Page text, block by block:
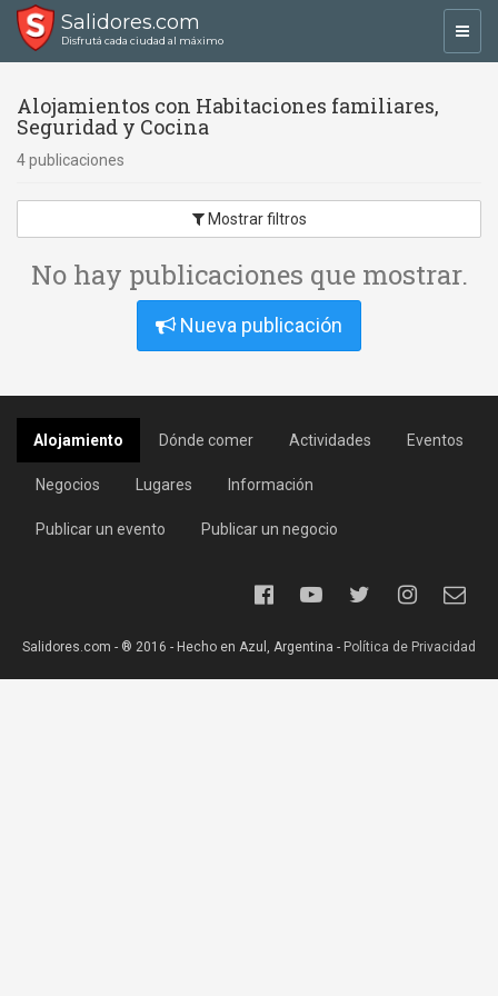
Salidores.com
Disfrutá cada ciudad al máximo
Alojamientos con Habitaciones familiares,
Seguridad y Cocina
4 publicaciones
Mostrar filtros
No hay publicaciones que mostrar.
Nueva publicación
Alojamiento Dónde comer Actividades Eventos
Negocios Lugares Información
Publicar un evento Publicar un negocio
Salidores.com - ® 2016 - Hecho en Azul, Argentina - Política de Privacidad